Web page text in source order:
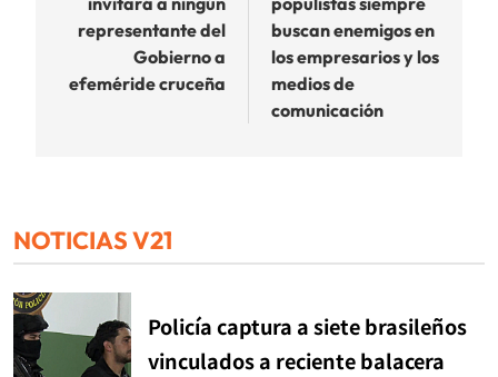
entradas
representante del
Gobierno a
efeméride cruceña
buscan enemigos en
los empresarios y los
medios de
comunicación
NOTICIAS V21
Policía captura a siete brasileños
vinculados a reciente balacera